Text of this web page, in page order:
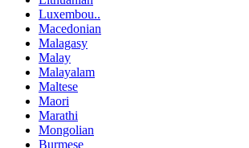
Luxembou..
Macedonian
Malagasy
Malay
Malayalam
Maltese
Maori
Marathi
Mongolian
Burmese